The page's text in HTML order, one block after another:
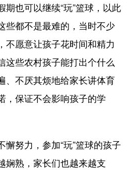
也可以继续“玩”篮球，以此
些都不是最难的，当时不少
不愿意让孩子花时间和精力
这些农村孩子能打出个什么
、不厌其烦地给家长讲体育
，保证不会影响孩子的学
努力，参加“玩”篮球的孩子
娴熟，家长们也越来越支